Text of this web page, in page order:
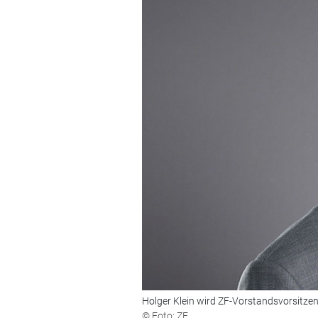
Holger Klein wird ZF-